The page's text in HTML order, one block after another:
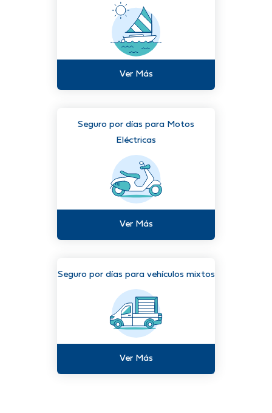
Ver Más
Seguro por días para Motos
Eléctricas
Ver Más
Seguro por días para vehículos mixtos
Ver Más